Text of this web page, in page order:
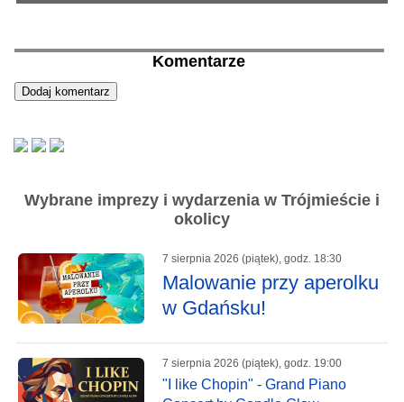
Komentarze
Wybrane imprezy i wydarzenia w Trójmieście i
okolicy
7 sierpnia 2026 (piątek), godz. 18:30
Malowanie przy aperolku
w Gdańsku!
7 sierpnia 2026 (piątek), godz. 19:00
"I like Chopin" - Grand Piano